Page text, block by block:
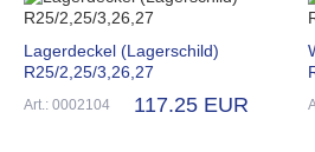
Lagerdeckel (Lagerschild)
R25/2,25/3,26,27
Art.: 0002104 117.25 EUR